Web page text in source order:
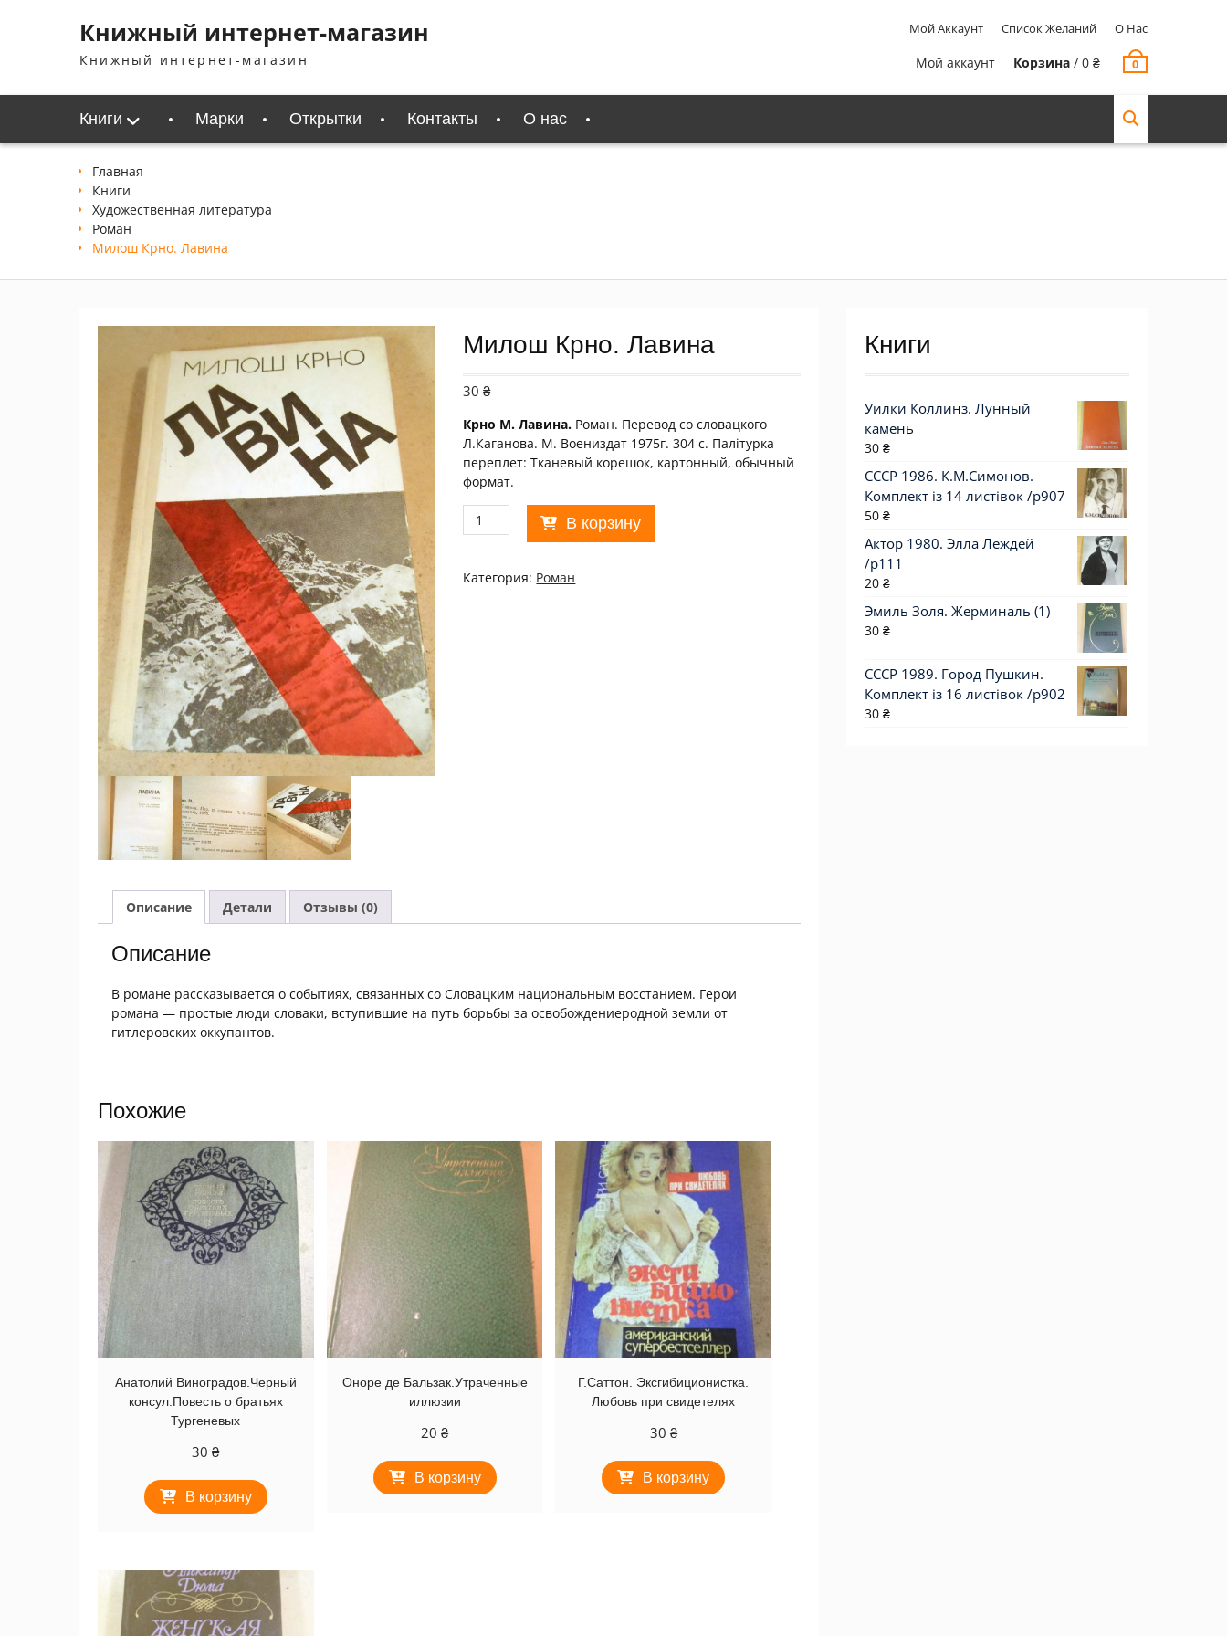
содержимомуКнижный интернет-магазин
Книжный интернет-магазин
Мой Аккаунт Список Желаний О Нас
Мой аккаунт Корзина / 0 ₴ 0
Книги Марки Открытки Контакты О нас
Главная
Книги
Xудожественная литература
Роман
Милош Крно. Лавина
Милош Крно. Лавина
30₴
Крно М. Лавина. Роман. Перевод со словацкого
Л.Каганова. М. Воениздат 1975г. 304 с. Палiтурка
переплет: Тканевый корешок, картонный, обычный
формат.
Количество
товара
Крно.
Лавина
В корзину
Категория: Роман
Описание Детали Отзывы (0)
Описание
В романе рассказывается о событиях, связанных со Словацким национальным восстанием. Герои
романа — простые люди словаки, вступившие на путь борьбы за освобождениеродной земли от
гитлеровских оккупантов.
Похожие
Анатолий Виноградов.Черный
консул.Повесть о братьях
Тургеневых
30₴
В корзину
Оноре де Бальзак.Утраченные
иллюзии
20 ₴
В корзину
Г.Саттон. Эксгибиционистка.
Любовь при свидетелях
30 ₴
В корзину
Книги
Уилки Коллинз. Лунный
камень
30 ₴
СССР 1986. К.М.Симонов.
Комплект із 14 листівок /р907
50 ₴
Актор 1980. Элла Леждей
/p111
20 ₴
Эмиль Золя. Жерминаль (1)
30 ₴
СССР 1989. Город Пушкин.
Комплект із 16 листівок /р902
30 ₴